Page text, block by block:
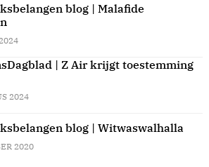
blog | Malafide
| Z Air krijgt toestemming
2024
blog | Witwaswalhalla
2020